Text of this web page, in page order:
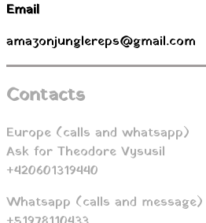
Email
amazonjunglereps@gmail.com
Contacts
Europe (calls and whatsapp)
Ask for Theodore Vysusil
+420601319440
Whatsapp (calls and message)